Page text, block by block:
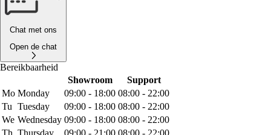
Chat met ons
Open de chat
Bereikbaarheid
Showroom
Support
Mo Monday 09:00 - 18:00 08:00 - 22:00
Tu Tuesday 09:00 - 18:00 08:00 - 22:00
We Wednesday 09:00 - 18:00 08:00 - 22:00
Th Thursday 09:00 - 21:00 08:00 - 22:00